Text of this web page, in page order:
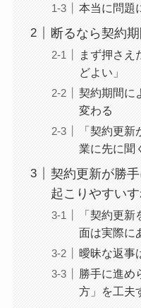
本当に問題
断るなら契約
まず押さえ
どよい」
契約期間に
変わる
「契約更
業に先に聞
契約更新が勝
起こりやすい
「契約更
面は実際に
曖昧な返事
勝手に進め
方」を工夫